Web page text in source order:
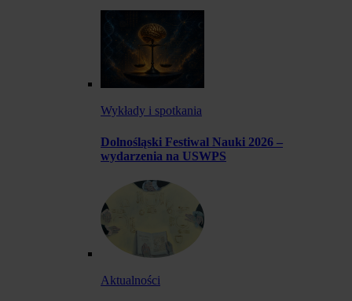
Wykłady i spotkania
Dolnośląski Festiwal Nauki 2026 –
wydarzenia na USWPS
Aktualności